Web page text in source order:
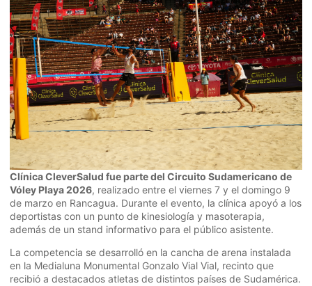
Clínica CleverSalud fue parte del Circuito Sudamericano de
Vóley Playa 2026, realizado entre el viernes 7 y el domingo 9
de marzo en Rancagua. Durante el evento, la clínica apoyó a los
deportistas con un punto de kinesiología y masoterapia,
además de un stand informativo para el público asistente.
La competencia se desarrolló en la cancha de arena instalada
en la Medialuna Monumental Gonzalo Vial Vial, recinto que
recibió a destacados atletas de distintos países de Sudamérica.